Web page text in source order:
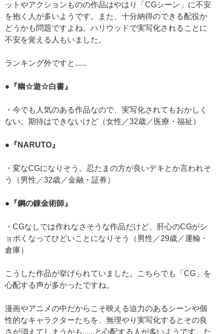
ットやアクションものの作品はやはり「CGシーン」に不安
を抱く人が多いようです。また、十分納得のできる配役か
どうかも問題ですよね。ハリウッドで実写化されることに
不安を覚える人もいました。
ランキング外ですと......
●『幽☆遊☆白書』
・今でも人気のある作品なので、実写化されてもおかしく
ない。期待はできないけど（女性／32歳／医療・福祉）
●『NARUTO』
・変なCGになりそう。忍たまの方が良いデキとか言われそ
う（男性／32歳／金融・証券）
●『鋼の錬金術師』
・CGなしでは作れなさそうな作品だけど、肝心のCGがシ
ョボくなってひどいことになりそう（男性／29歳／運輸・
倉庫）
こうした作品が挙げられていました。こちらでも「CG」を
心配する声が多かったですね。
漫画やアニメの中だからこそ映える迫力のあるシーンや個
性的なキャラクターたちを、無理やり実写化するとその良
さが消えてしまうかも......と心配する人が多いようです。た